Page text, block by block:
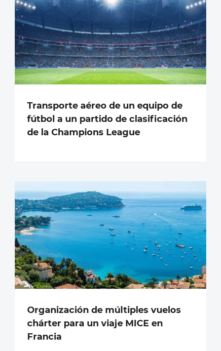
Transporte aéreo de un equipo de
fútbol a un partido de clasificación
de la Champions League
Organización de múltiples vuelos
chárter para un viaje MICE en
Francia